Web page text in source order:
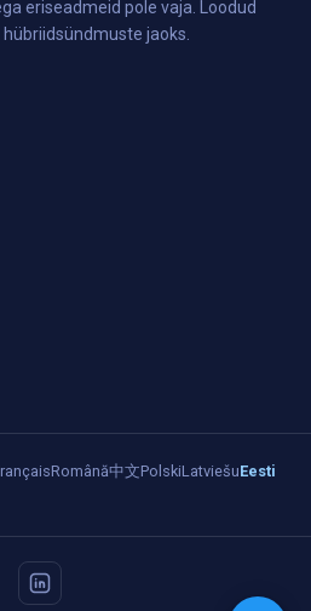
eriseadmeid pole vaja. Loodud
jaoks.
Română中文PolskiLatviešuEesti